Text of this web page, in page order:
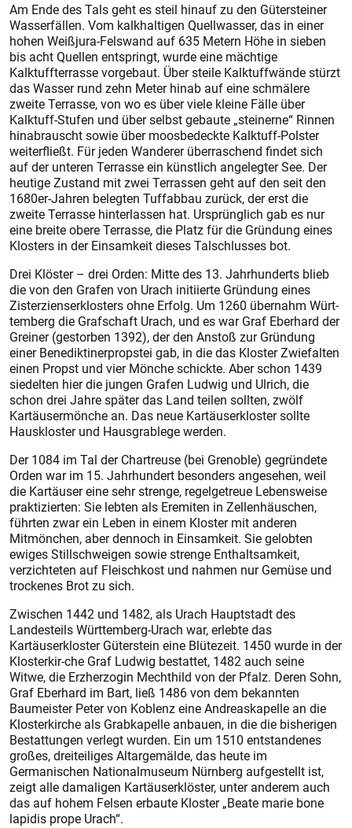
Am Ende des Tals geht es steil hinauf zu den Gütersteiner
Wasserfällen. Vom kalkhaltigen Quellwasser, das in einer
hohen Weißjura-Felswand auf 635 Metern Höhe in sieben
bis acht Quellen entspringt, wurde eine mächtige
Kalktuffterrasse vorgebaut. Über steile Kalktuffwände stürzt
das Wasser rund zehn Meter hinab auf eine schmälere
zweite Terrasse, von wo es über viele kleine Fälle über
Kalktuff-Stufen und über selbst gebaute „steinerne“ Rinnen
hinabrauscht sowie über moosbedeckte Kalktuff-Polster
weiterfließt. Für jeden Wanderer überraschend findet sich
auf der unteren Terrasse ein künstlich angelegter See. Der
heutige Zustand mit zwei Terrassen geht auf den seit den
1680er-Jahren belegten Tuffabbau zurück, der erst die
zweite Terrasse hinterlassen hat. Ursprünglich gab es nur
eine breite obere Terrasse, die Platz für die Gründung eines
Klosters in der Einsamkeit dieses Talschlusses bot.
Drei Klöster – drei Orden: Mitte des 13. Jahrhunderts blieb
die von den Grafen von Urach initiierte Gründung eines
Zisterzienserklosters ohne Erfolg. Um 1260 übernahm Würt­
temberg die Grafschaft Urach, und es war Graf Eberhard der
Greiner (gestorben 1392), der den Anstoß zur Gründung
einer Benediktinerprops­tei gab, in die das Kloster Zwiefalten
einen Propst und vier Mönche schickte. Aber schon 1439
siedelten hier die jungen Grafen Ludwig und Ulrich, die
schon drei Jahre später das Land teilen sollten, zwölf
Kartäusermönche an. Das neue Kartäuserklos­ter sollte
Hauskloster und Hausgrablege werden.
Der 1084 im Tal der Chartreuse (bei Grenoble) gegründete
Orden war im 15. Jahrhundert besonders angesehen, weil
die Kartäuser eine sehr strenge, regelgetreue Lebensweise
praktizierten: Sie lebten als Eremiten in Zellenhäuschen,
führten zwar ein Leben in einem Kloster mit anderen
Mitmönchen, aber dennoch in Einsamkeit. Sie gelobten
ewiges Stillschweigen sowie strenge Enthaltsamkeit,
verzichteten auf Fleischkost und nahmen nur Gemüse und
trockenes Brot zu sich.
Zwischen 1442 und 1482, als Urach Hauptstadt des
Landesteils Württemberg-Urach war, erlebte das
Kartäuserkloster Güterstein eine Blütezeit. 1450 wurde in der
Klosterkir-che Graf Ludwig bestattet, 1482 auch seine
Witwe, die Erzherzogin Mechthild von der Pfalz. Deren Sohn,
Graf Eberhard im Bart, ließ 1486 von dem bekannten
Baumeister Peter von Kob­lenz eine Andreaskapelle an die
Klosterkirche als Grabkapelle anbauen, in die die bisherigen
Bestattungen verlegt wurden. Ein um 1510 entstandenes
großes, dreiteiliges Altargemälde, das heute im
Germanischen Nationalmuseum Nürnberg aufgestellt ist,
zeigt alle damaligen Kartäuser­klöster, unter anderem auch
das auf hohem Felsen erbaute Kloster „Beate marie bone
lapidis prope Urach“.